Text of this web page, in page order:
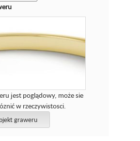
jest poglądowy, może sie
w rzeczywistosci.
graweru